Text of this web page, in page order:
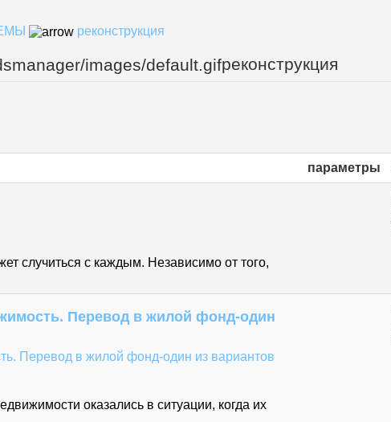
реконструкция
реконструкция
параметры
случиться с каждым. Независимо от того,
Перевод в жилой фонд-один
оказались в ситуации, когда их